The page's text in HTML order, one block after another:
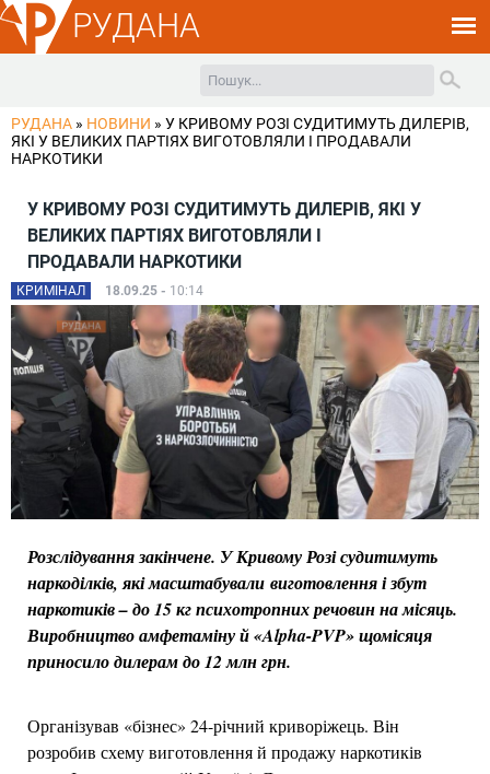
РУДАНА
РУДАНА » НОВИНИ » У КРИВОМУ РОЗІ СУДИТИМУТЬ ДИЛЕРІВ,
ЯКІ У ВЕЛИКИХ ПАРТІЯХ ВИГОТОВЛЯЛИ І ПРОДАВАЛИ
НАРКОТИКИ
У КРИВОМУ РОЗІ СУДИТИМУТЬ ДИЛЕРІВ, ЯКІ У
ВЕЛИКИХ ПАРТІЯХ ВИГОТОВЛЯЛИ І
ПРОДАВАЛИ НАРКОТИКИ
КРИМІНАЛ 18.09.25 - 10:14
Розслідування закінчене. У Кривому Розі судитимуть
наркоділків, які масштабували виготовлення і збут
наркотиків – до 15 кг психотропних речовин на місяць.
Виробництво амфетаміну й «Alpha-PVP» щомісяця
приносило дилерам до 12 млн грн.
Організував «бізнес» 24-річний криворіжець. Він
розробив схему виготовлення й продажу наркотиків